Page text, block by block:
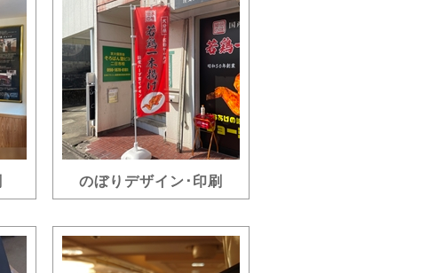
のぼりデザイン･印刷